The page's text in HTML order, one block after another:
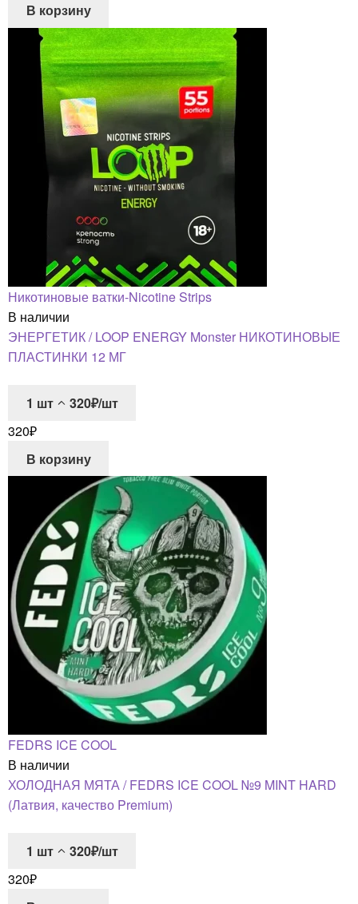
В корзину
Никотиновые ватки-Nicotine Strips
В наличии
ЭНЕРГЕТИК / LOOP ENERGY Monster НИКОТИНОВЫЕ
ПЛАСТИНКИ 12 МГ
1 шт
320₽/шт
320₽
В корзину
FEDRS ICE COOL
В наличии
ХОЛОДНАЯ МЯТА / FEDRS ICE COOL №9 MINT HARD
(Латвия, качество Premium)
1 шт
320₽/шт
320₽